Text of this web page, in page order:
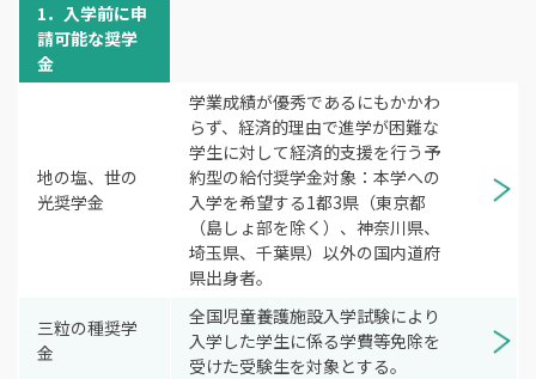
1．入学前に申
請可能な奨学
金
地の塩、世の
光奨学金
学業成績が優秀であるにもかかわ
らず、経済的理由で進学が困難な
学生に対して経済的支援を行う予
約型の給付奨学金対象：本学への
入学を希望する1都3県（東京都
（島しょ部を除く）、神奈川県、
埼玉県、千葉県）以外の国内道府
県出身者。
三粒の種奨学
金
全国児童養護施設入学試験により
入学した学生に係る学費等免除を
受けた受験生を対象とする。